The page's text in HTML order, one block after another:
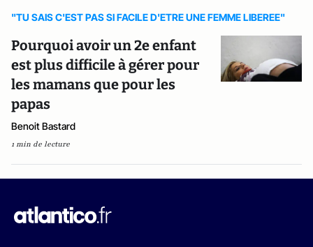
"TU SAIS C'EST PAS SI FACILE D'ETRE UNE FEMME LIBEREE"
Pourquoi avoir un 2e enfant
est plus difficile à gérer pour
les mamans que pour les
papas
Benoit Bastard
1 min de lecture